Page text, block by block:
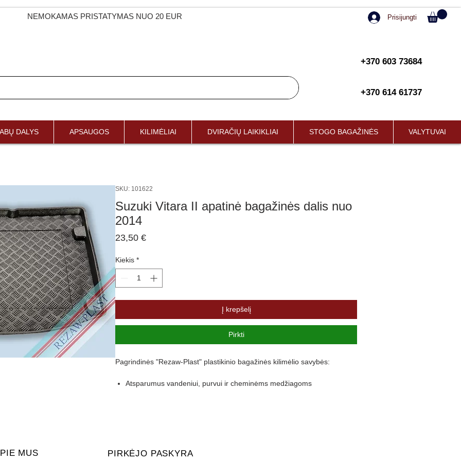
NEMOKAMAS PRISTATYMAS NUO 20 EUR Prisijungti
+370 603 73684
+370 614 61737
DALYS APSAUGOS KILIMĖLIAI DVIRAČIŲ LAIKIKLIAI STOGO BAGAŽINĖS VALYTUVAI
SKU: 101622
Suzuki Vitara II apatinė bagažinės dalis nuo
2014
23,50 €Price
Kiekis *
Į krepšelį
Pirkti
Pagrindinės "Rezaw-Plast" plastikinio bagažinės kilimėlio savybės:
Atsparumus vandeniui, purvui ir cheminėms medžiagoms
MUS PIRKĖJO PASKYRA